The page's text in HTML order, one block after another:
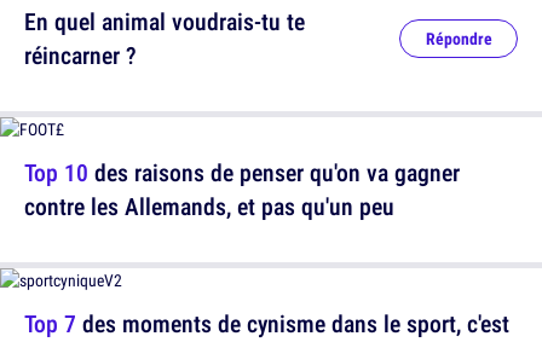
Top 7 des moments de cynisme dans le sport, c'est
En quel animal voudrais-tu te
réincarner ?
Répondre
Top 10 des raisons de penser qu'on va gagner
contre les Allemands, et pas qu'un peu